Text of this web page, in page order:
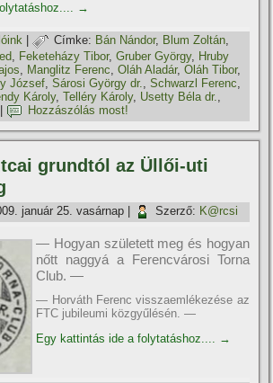
→
| Címke: Bán Nándor, Blum Zoltán,
, Feketeházy Tibor,Gruber György, Hruby
, Manglitz Ferenc,Oláh Aladár,Oláh Tibor,
József,Sárosi György dr.,Schwarzl Ferenc,
Károly,Telléry Károly, Usetty Béla dr.,
Hozzászólás most!
grundtól az Üllői-uti
január 25. vasárnap Szerző: K@rcsi
— Hogyan született meg és hogyan
nőtt naggyá a Ferencvárosi Torna
Club. —
— Horváth Ferenc visszaemlékezése az
FTC jubileumi közgyűlésén. —
Egy kattintás ide a folytatáshoz.... →